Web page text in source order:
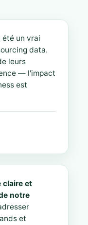
été un vrai
data.
leurs
— l'impact
est
claire et
notre
et